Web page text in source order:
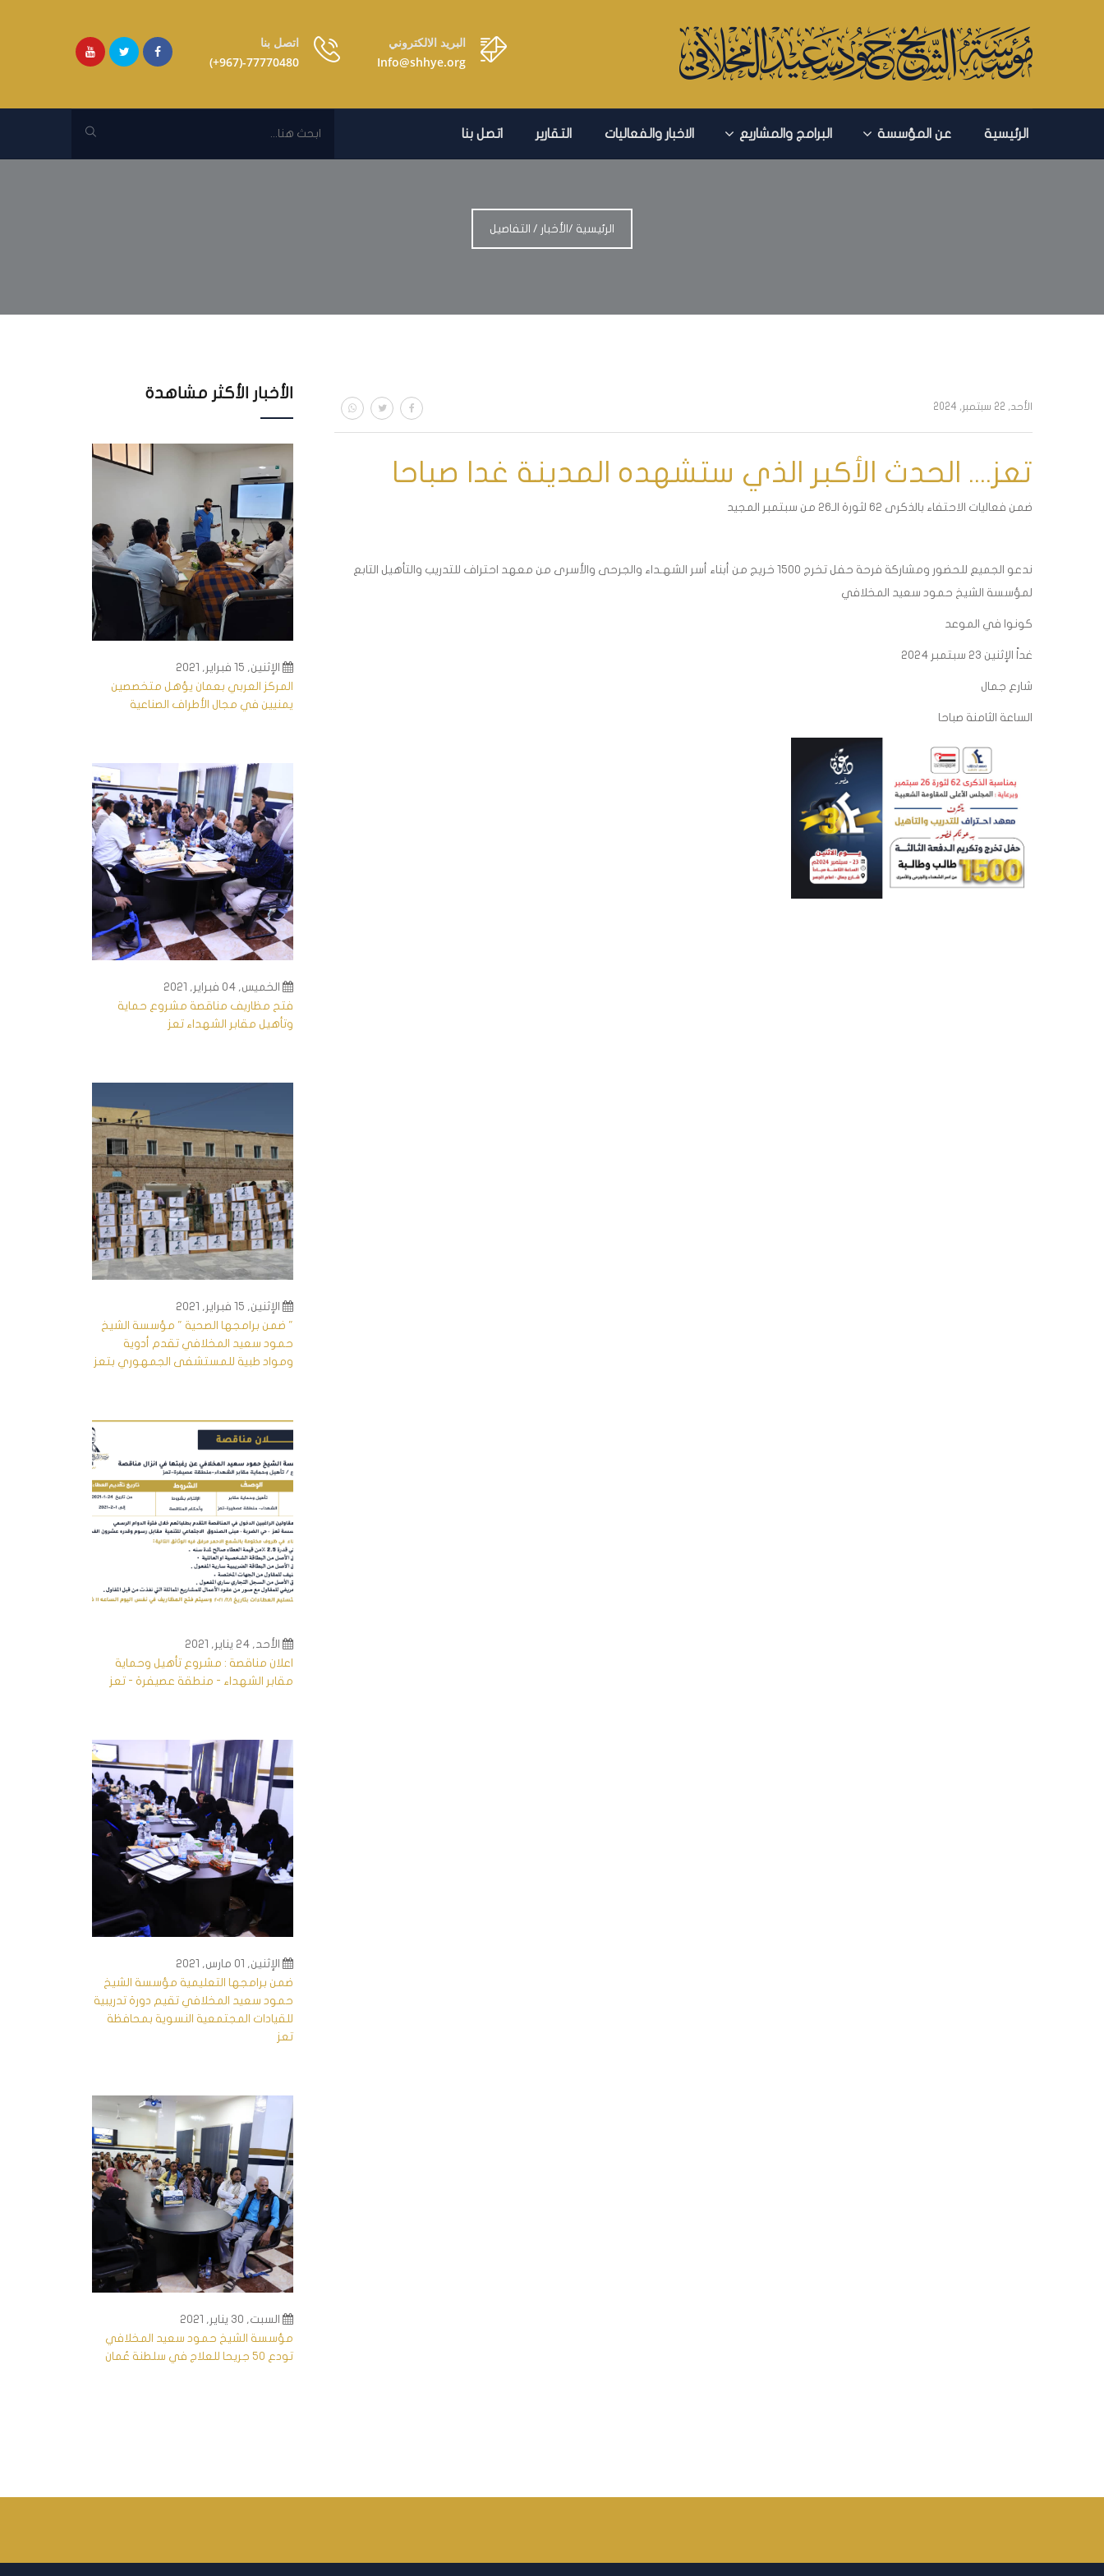
البريد الالكتروني
Info@shhye.org
اتصل بنا
77770480-(967+)
الرئيسية عن المؤسسة البرامج والمشاريع الاخبار والفعاليات التقارير اتصل بنا
الرئيسية / الأخبار / التفاصيل
الأحد, 22 سبتمبر, 2024
تعز.... الحدث الأكبر الذي ستشهده المدينة غدا صباحا
ضمن فعاليات الاحتفاء بالذكرى 62 لثورة الـ26 من سبتمبر المجيد
ندعو الجميع للحضور ومشاركة فرحة حفل تخرج 1500 خريج من أبناء أسر الشهـداء والجرحى والأسرى من معهد احتراف للتدريب والتأهيل التابع
لمؤسسة الشيخ حمود سعيد المخلافي
كونوا في الموعد
غداً الإثنين 23 سبتمبر 2024
شارع جمال
الساعة الثامنة صباحا
الأخبار الأكثر مشاهدة
الإثنين, 15 فبراير, 2021
المركز العربي بعمان يؤهل متخصصين
يمنيين في مجال الأطراف الصناعية
الخميس, 04 فبراير, 2021
فتح مظاريف مناقصة مشروع حماية
وتأهيل مقابر الشهداء تعز
الإثنين, 15 فبراير, 2021
" ضمن برامجها الصحية " مؤسسة الشيخ
حمود سعيد المخلافي تقدم أدوية
ومواد طبية للمستشفى الجمهوري بتعز
الأحد, 24 يناير, 2021
اعلان مناقصة : مشروع تأهيل وحماية
مقابر الشهداء - منطقة عصيفرة - تعز
الإثنين, 01 مارس, 2021
ضمن برامجها التعليمية مؤسسة الشيخ
حمود سعيد المخلافي تقيم دورة تدريبية
للقيادات المجتمعية النسوية بمحافظة
تعز
السبت, 30 يناير, 2021
مؤسسة الشيخ حمود سعيد المخلافي
تودع 50 جريحا للعلاج في سلطنة عُمان